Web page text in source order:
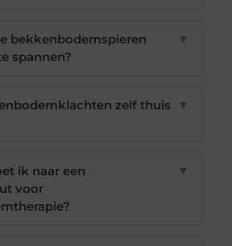
bekkenbodemspieren
spannen?
▼
zelf thuis
▼
ik naar een
voor
▼